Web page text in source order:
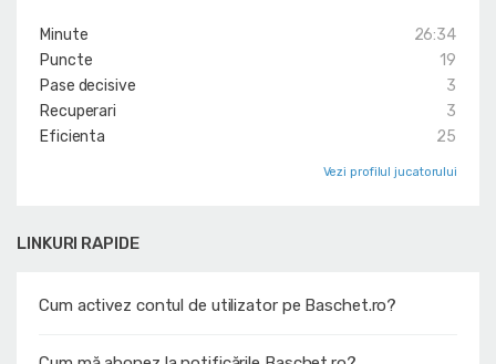
Minute
26:34
Puncte
19
Pase decisive
3
Recuperari
3
Eficienta
25
Vezi profilul jucatorului
LINKURI RAPIDE
Cum activez contul de utilizator pe Baschet.ro?